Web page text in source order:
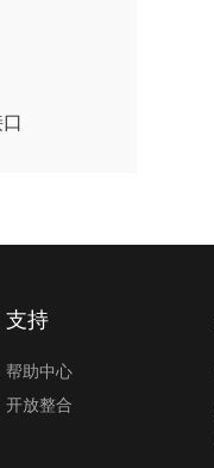
支持
帮助中心
开放整合